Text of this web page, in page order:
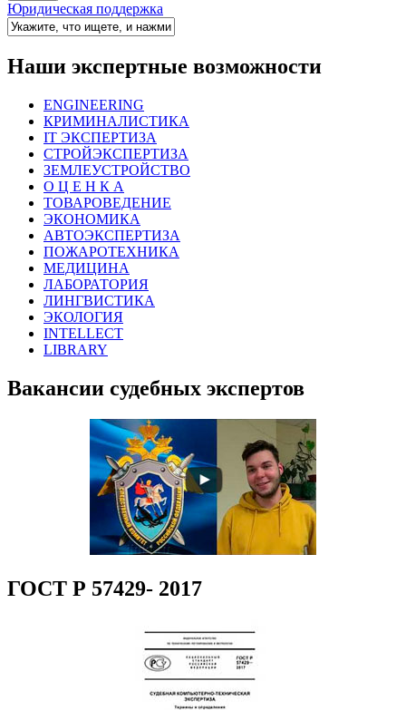
Юридическая поддержка
Наши экспертные возможности
ENGINEERING
КРИМИНАЛИСТИКА
IT ЭКСПЕРТИЗА
СТРОЙЭКСПЕРТИЗА
ЗЕМЛЕУСТРОЙСТВО
О Ц Е Н К А
ТОВАРОВЕДЕНИЕ
ЭКОНОМИКА
АВТОЭКСПЕРТИЗА
ПОЖАРОТЕХНИКА
МЕДИЦИНА
ЛАБОРАТОРИЯ
ЛИНГВИСТИКА
ЭКОЛОГИЯ
INTELLECT
LIBRARY
Вакансии судебных экспертов
ГОСТ Р 57429- 2017